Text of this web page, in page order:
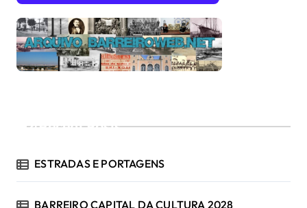
Recent Posts
ESTRADAS E PORTAGENS
BARREIRO CAPITAL DA CULTURA 2028